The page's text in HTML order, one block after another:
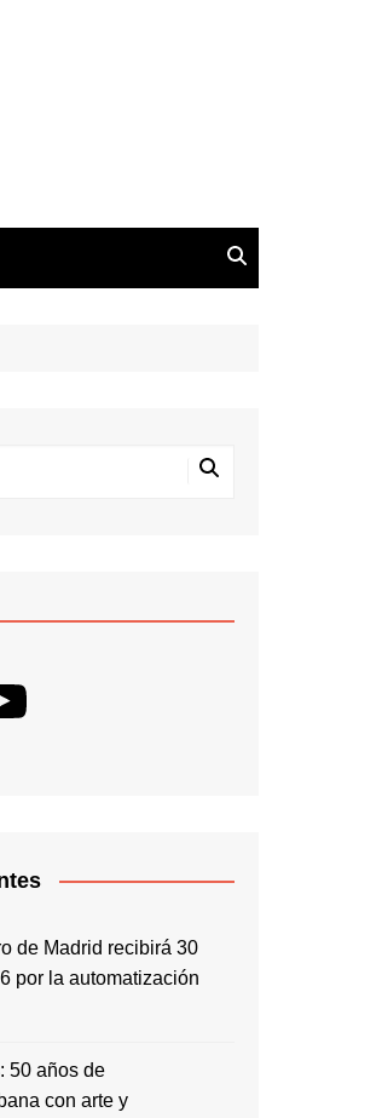
de Madrid recibirá 30
por la automatización
50 años de
con arte y